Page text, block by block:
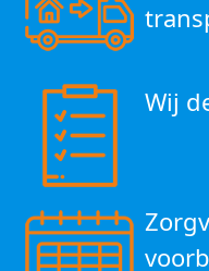
Wij